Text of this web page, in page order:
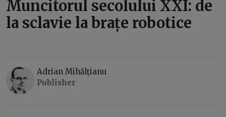
Muncitorul secolului XXI: de
la sclavie la brațe robotice
Adrian Mihălțianu
Publisher